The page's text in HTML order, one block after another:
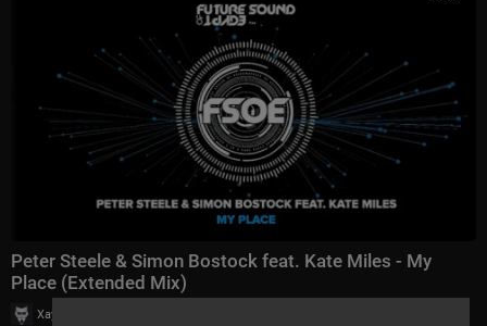
Peter Steele & Simon Bostock feat. Kate Miles - My
Place (Extended Mix)
Хаус Рычалкин